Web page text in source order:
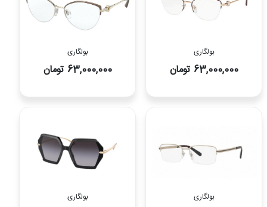
بولگاری
63,000,000 تومان
بولگاری
63,000,000 تومان
بولگاری بولگاری